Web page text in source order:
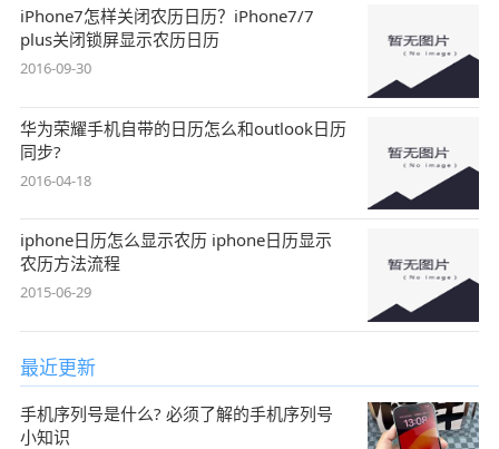
iPhone7怎样关闭农历日历？iPhone7/7
plus关闭锁屏显示农历日历
2016-09-30
华为荣耀手机自带的日历怎么和outlook日历
同步?
2016-04-18
iphone日历怎么显示农历 iphone日历显示
农历方法流程
2015-06-29
最近更新
手机序列号是什么? 必须了解的手机序列号
小知识